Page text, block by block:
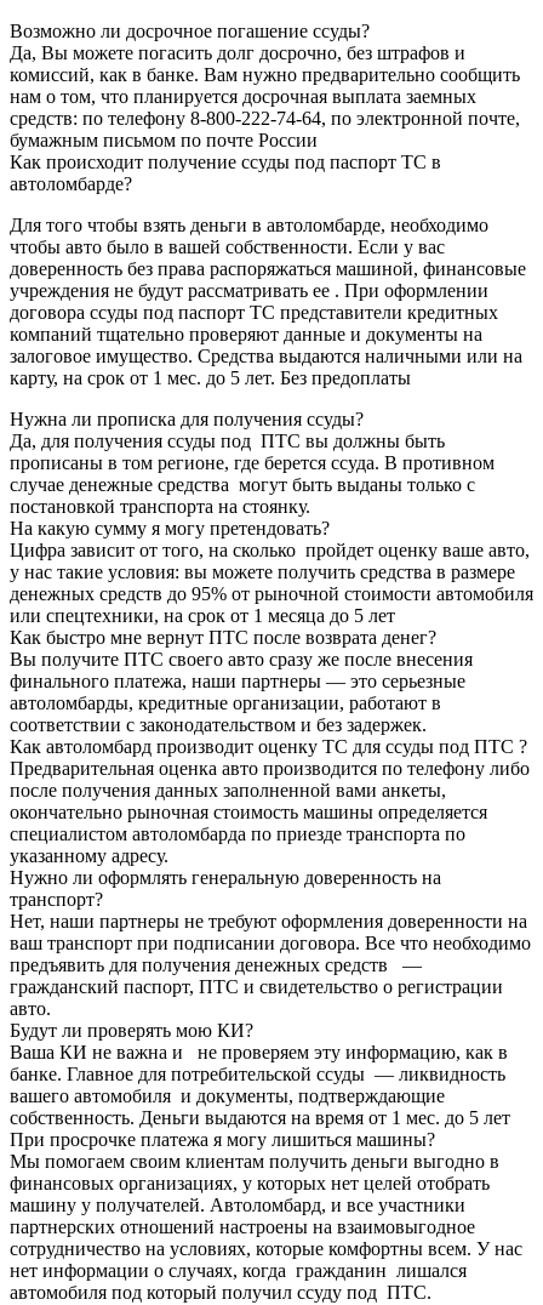
Возможно ли досрочное погашение ссуды?
Да, Вы можете погасить долг досрочно, без штрафов и
комиссий, как в банке. Вам нужно предварительно сообщить
нам о том, что планируется досрочная выплата заемных
средств: по телефону 8-800-222-74-64, по электронной почте,
бумажным письмом по почте России
Как происходит получение ссуды под паспорт ТС в
автоломбарде?
Для того чтобы взять деньги в автоломбарде, необходимо
чтобы авто было в вашей собственности. Если у вас
доверенность без права распоряжаться машиной, финансовые
учреждения не будут рассматривать ее . При оформлении
договора ссуды под паспорт ТС представители кредитных
компаний тщательно проверяют данные и документы на
залоговое имущество. Средства выдаются наличными или на
карту, на срок от 1 мес. до 5 лет. Без предоплаты
Нужна ли прописка для получения ссуды?
Да, для получения ссуды под ПТС вы должны быть
прописаны в том регионе, где берется ссуда. В противном
случае денежные средства могут быть выданы только с
постановкой транспорта на стоянку.
На какую сумму я могу претендовать?
Цифра зависит от того, на сколько пройдет оценку ваше авто,
у нас такие условия: вы можете получить средства в размере
денежных средств до 95% от рыночной стоимости автомобиля
или спецтехники, на срок от 1 месяца до 5 лет
Как быстро мне вернут ПТС после возврата денег?
Вы получите ПТС своего авто сразу же после внесения
финального платежа, наши партнеры — это серьезные
автоломбарды, кредитные организации, работают в
соответствии с законодательством и без задержек.
Как автоломбард производит оценку ТС для ссуды под ПТС ?
Предварительная оценка авто производится по телефону либо
после получения данных заполненной вами анкеты,
окончательно рыночная стоимость машины определяется
специалистом автоломбарда по приезде транспорта по
указанному адресу.
Нужно ли оформлять генеральную доверенность на
транспорт?
Нет, наши партнеры не требуют оформления доверенности на
ваш транспорт при подписании договора. Все что необходимо
предъявить для получения денежных средств —
гражданский паспорт, ПТС и свидетельство о регистрации
авто.
Будут ли проверять мою КИ?
Ваша КИ не важна и не проверяем эту информацию, как в
банке. Главное для потребительской ссуды — ликвидность
вашего автомобиля и документы, подтверждающие
собственность. Деньги выдаются на время от 1 мес. до 5 лет
При просрочке платежа я могу лишиться машины?
Мы помогаем своим клиентам получить деньги выгодно в
финансовых организациях, у которых нет целей отобрать
машину у получателей. Автоломбард, и все участники
партнерских отношений настроены на взаимовыгодное
сотрудничество на условиях, которые комфортны всем. У нас
нет информации о случаях, когда гражданин лишался
автомобиля под который получил ссуду под ПТС.